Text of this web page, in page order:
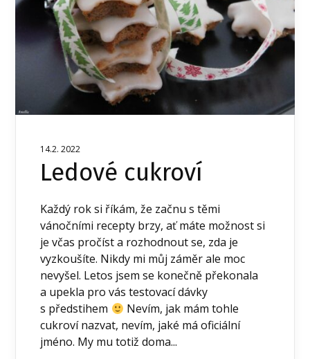
14.2. 2022
Ledové cukroví
Každý rok si říkám, že začnu s těmi
vánočními recepty brzy, ať máte možnost si
je včas pročíst a rozhodnout se, zda je
vyzkoušíte. Nikdy mi můj záměr ale moc
nevyšel. Letos jsem se konečně překonala
a upekla pro vás testovací dávky
s předstihem
Nevím, jak mám tohle
cukroví nazvat, nevím, jaké má oficiální
jméno. My mu totiž doma...